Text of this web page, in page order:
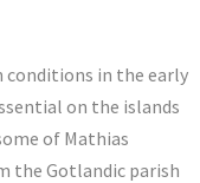
conditions in the early
on the islands
of Mathias
the Gotlandic parish